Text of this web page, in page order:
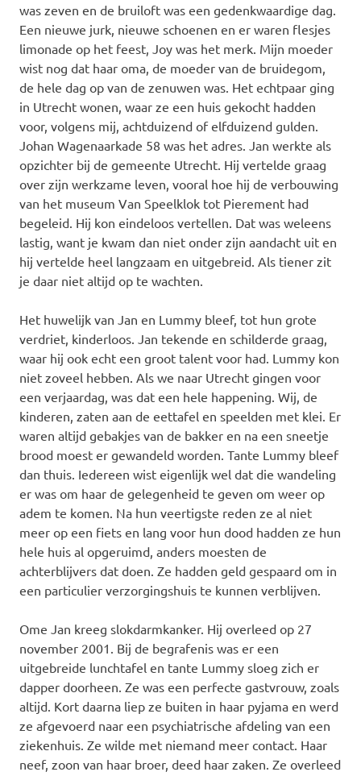
was zeven en de bruiloft was een gedenkwaardige dag.
Een nieuwe jurk, nieuwe schoenen en er waren flesjes
limonade op het feest, Joy was het merk. Mijn moeder
wist nog dat haar oma, de moeder van de bruidegom,
de hele dag op van de zenuwen was. Het echtpaar ging
in Utrecht wonen, waar ze een huis gekocht hadden
voor, volgens mij, achtduizend of elfduizend gulden.
Johan Wagenaarkade 58 was het adres. Jan werkte als
opzichter bij de gemeente Utrecht. Hij vertelde graag
over zijn werkzame leven, vooral hoe hij de verbouwing
van het museum Van Speelklok tot Pierement had
begeleid. Hij kon eindeloos vertellen. Dat was weleens
lastig, want je kwam dan niet onder zijn aandacht uit en
hij vertelde heel langzaam en uitgebreid. Als tiener zit
je daar niet altijd op te wachten.
Het huwelijk van Jan en Lummy bleef, tot hun grote
verdriet, kinderloos. Jan tekende en schilderde graag,
waar hij ook echt een groot talent voor had. Lummy kon
niet zoveel hebben. Als we naar Utrecht gingen voor
een verjaardag, was dat een hele happening. Wij, de
kinderen, zaten aan de eettafel en speelden met klei. Er
waren altijd gebakjes van de bakker en na een sneetje
brood moest er gewandeld worden. Tante Lummy bleef
dan thuis. Iedereen wist eigenlijk wel dat die wandeling
er was om haar de gelegenheid te geven om weer op
adem te komen. Na hun veertigste reden ze al niet
meer op een fiets en lang voor hun dood hadden ze hun
hele huis al opgeruimd, anders moesten de
achterblijvers dat doen. Ze hadden geld gespaard om in
een particulier verzorgingshuis te kunnen verblijven.
Ome Jan kreeg slokdarmkanker. Hij overleed op 27
november 2001. Bij de begrafenis was er een
uitgebreide lunchtafel en tante Lummy sloeg zich er
dapper doorheen. Ze was een perfecte gastvrouw, zoals
altijd. Kort daarna liep ze buiten in haar pyjama en werd
ze afgevoerd naar een psychiatrische afdeling van een
ziekenhuis. Ze wilde met niemand meer contact. Haar
neef, zoon van haar broer, deed haar zaken. Ze overleed